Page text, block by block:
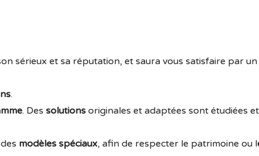
sérieux et sa réputation, et saura vous satisfaire par un
.
. Des solutions originales et adaptées sont étudiées
modèles spéciaux, afin de respecter le patrimoine ou l